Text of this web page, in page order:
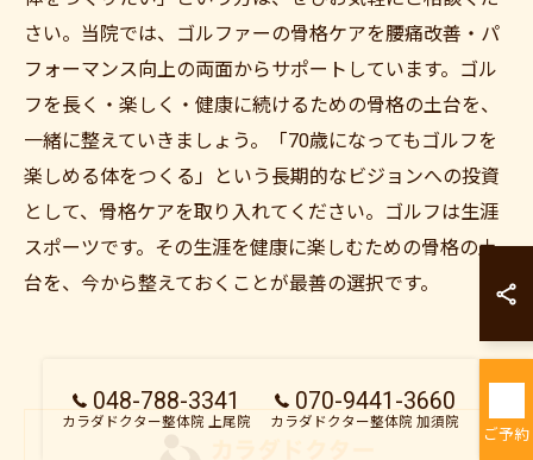
さい。当院では、ゴルファーの骨格ケアを腰痛改善・パ
フォーマンス向上の両面からサポートしています。ゴル
フを長く・楽しく・健康に続けるための骨格の土台を、
一緒に整えていきましょう。「70歳になってもゴルフを
楽しめる体をつくる」という長期的なビジョンへの投資
として、骨格ケアを取り入れてください。ゴルフは生涯
スポーツです。その生涯を健康に楽しむための骨格の土
台を、今から整えておくことが最善の選択です。
048-788-3341
カラダドクター整体院 上尾院
070-9441-3660
カラダドクター整体院 加須院
ご予約
カラダドクター整
カラダドクター